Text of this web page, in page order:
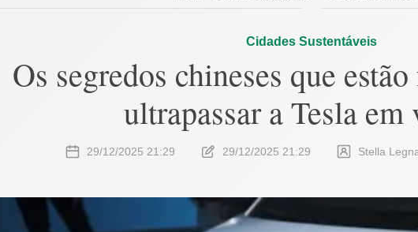
Cidades Sustentáveis
Os segredos chineses que
ultrapassar a Tesla em
29/12/2025 21:29 29/12/2025 21:29 Stella